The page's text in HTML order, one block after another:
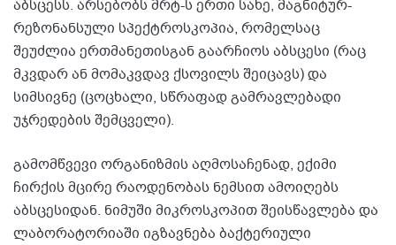
აბსცესს. არსებობს მრტ-ს ერთი სახე, მაგნიტურ-
რეზონანსული სპექტროსკოპია, რომელსაც
შეუძლია ერთმანეთისგან გაარჩიოს აბსცესი (რაც
მკვდარ ან მომაკვდავ ქსოვილს შეიცავს) და
სიმსივნე (ცოცხალი, სწრაფად გამრავლებადი
უჯრედების შემცველი).
გამომწვევი ორგანიზმის აღმოსაჩენად, ექიმი
ჩირქის მცირე რაოდენობას ნემსით ამოიღებს
აბსცესიდან. ნიმუში მიკროსკოპით შეისწავლება და
ლაბორატორიაში იგზავნება ბაქტერიული